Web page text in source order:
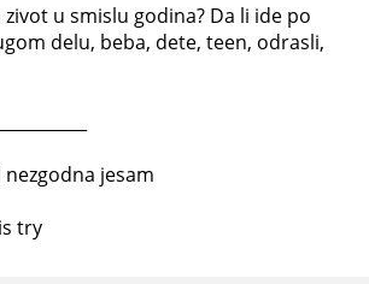
zivot u smislu godina? Da li ide po
delu, beba, dete, teen, odrasli,
jesam
try